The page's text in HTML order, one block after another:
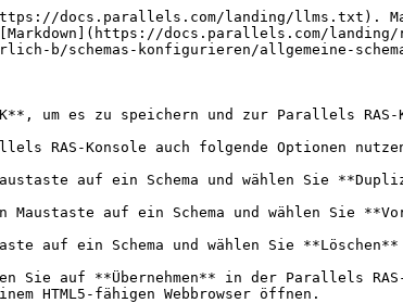
docs.parallels.com/landing/llms.txt).
docs.parallels.com/landing/
b/schemas-konfigurieren/allgemeine-
um es zu speichern und zur Parallels RAS-
RAS-Konsole auch folgende Optionen
auf ein Schema und wählen Sie
auf ein Schema und wählen Sie
auf ein Schema und wählen Sie
Sie auf **Übernehmen** in der Parallels
HTML5-fähigen Webbrowser öffnen.